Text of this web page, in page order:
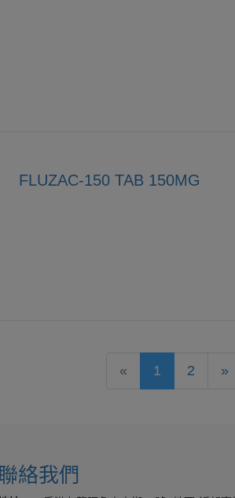
FLUZAC-150 TAB 150MG
« 1 2 »
絡我們